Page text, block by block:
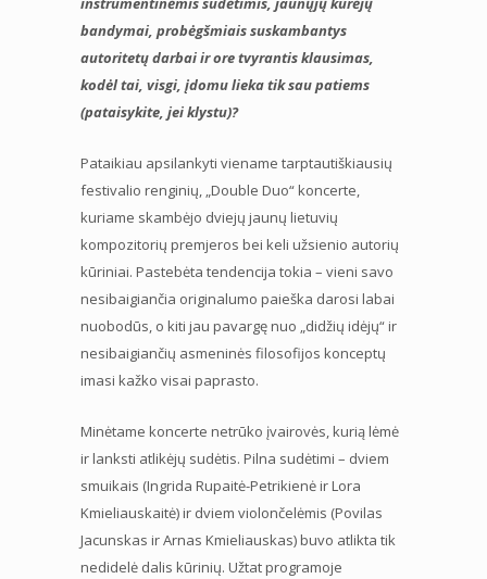
bandymai, probėgšmiais suskambantys
autoritetų darbai ir ore tvyrantis klausimas,
kodėl tai, visgi, įdomu lieka tik sau patiems
(pataisykite, jei klystu)?
Pataikiau apsilankyti viename tarptautiškiausių
festivalio renginių, „Double Duo“ koncerte,
kuriame skambėjo dviejų jaunų lietuvių
kompozitorių premjeros bei keli užsienio autorių
kūriniai. Pastebėta tendencija tokia – vieni savo
nesibaigiančia originalumo paieška darosi labai
nuobodūs, o kiti jau pavargę nuo „didžių idėjų“ ir
nesibaigiančių asmeninės filosofijos konceptų
imasi kažko visai paprasto.
Minėtame koncerte netrūko įvairovės, kurią lėmė
ir lanksti atlikėjų sudėtis. Pilna sudėtimi – dviem
smuikais (Ingrida Rupaitė-Petrikienė ir Lora
Kmieliauskaitė) ir dviem violončelėmis (Povilas
Jacunskas ir Arnas Kmieliauskas) buvo atlikta tik
nedidelė dalis kūrinių. Užtat programoje